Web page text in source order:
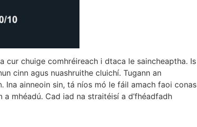
cur chuige comhréireach i dtaca le saincheaptha. Is
cinn agus nuashruithe cluichí. Tugann an
ainneoin sin, tá níos mó le fáil amach faoi conas
mhéadú. Cad iad na straitéisí a d’fhéadfadh